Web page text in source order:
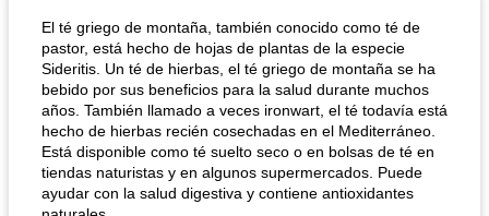
El té griego de montaña, también conocido como té de
pastor, está hecho de hojas de plantas de la especie
Sideritis. Un té de hierbas, el té griego de montaña se ha
bebido por sus beneficios para la salud durante muchos
años. También llamado a veces ironwart, el té todavía está
hecho de hierbas recién cosechadas en el Mediterráneo.
Está disponible como té suelto seco o en bolsas de té en
tiendas naturistas y en algunos supermercados. Puede
ayudar con la salud digestiva y contiene antioxidantes